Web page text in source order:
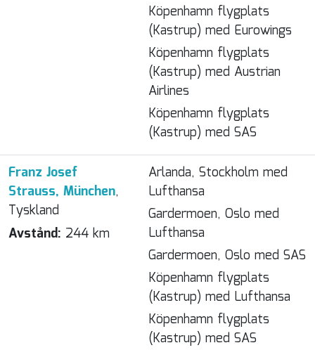
Köpenhamn flygplats
(Kastrup) med Eurowings
Köpenhamn flygplats
(Kastrup) med Austrian
Airlines
Köpenhamn flygplats
(Kastrup) med SAS
Franz Josef
Strauss, München,
Tyskland
Avstånd: 244 km
Arlanda, Stockholm med
Lufthansa
Gardermoen, Oslo med
Lufthansa
Gardermoen, Oslo med SAS
Köpenhamn flygplats
(Kastrup) med Lufthansa
Köpenhamn flygplats
(Kastrup) med SAS